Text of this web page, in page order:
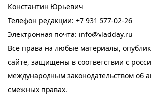
Константин Юрьевич
Телефон редакции: +7 931 577-02-26
Электронная почта: info@vladday.ru
Все права на любые материалы,
сайте, защищены в соответствии с
международным законодательством об
смежных правах.